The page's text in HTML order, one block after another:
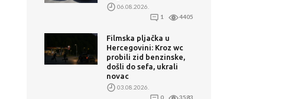
06.08.2026.
1
4405
Filmska pljačka u
Hercegovini: Kroz wc
probili zid benzinske,
došli do sefa, ukrali
novac
03.08.2026.
0
3583